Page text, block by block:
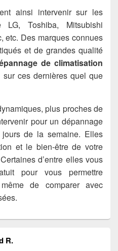
ainsi intervenir sur les
LG, Toshiba, Mitsubishi
etc. Des marques connues
et de grandes qualité
de climatisation
ces dernières quel que
plus proches de
pour un dépannage
de la semaine. Elles
et le bien-être de votre
d’entre elles vous
pour vous permettre
de comparer avec
R.